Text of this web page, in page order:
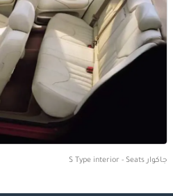
جاكوار S Type interior - Seats